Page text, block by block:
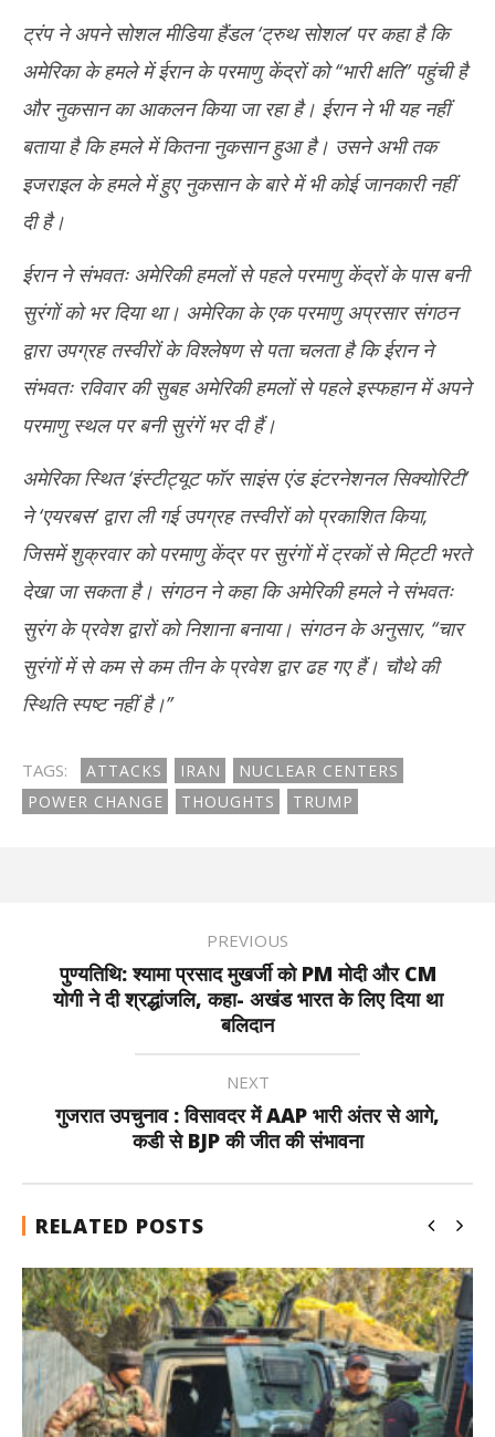
ट्रंप ने अपने सोशल मीडिया हैंडल ‘ट्रुथ सोशल’ पर कहा है कि
अमेरिका के हमले में ईरान के परमाणु केंद्रों को ‘‘भारी क्षति’’ पहुंची है
और नुकसान का आकलन किया जा रहा है। ईरान ने भी यह नहीं
बताया है कि हमले में कितना नुकसान हुआ है। उसने अभी तक
इजराइल के हमले में हुए नुकसान के बारे में भी कोई जानकारी नहीं
दी है।
ईरान ने संभवतः अमेरिकी हमलों से पहले परमाणु केंद्रों के पास बनी
सुरंगों को भर दिया था। अमेरिका के एक परमाणु अप्रसार संगठन
द्वारा उपग्रह तस्वीरों के विश्लेषण से पता चलता है कि ईरान ने
संभवतः रविवार की सुबह अमेरिकी हमलों से पहले इस्फहान में अपने
परमाणु स्थल पर बनी सुरंगें भर दी हैं।
अमेरिका स्थित ‘इंस्टीट्यूट फॉर साइंस एंड इंटरनेशनल सिक्योरिटी’
ने ‘एयरबस’ द्वारा ली गई उपग्रह तस्वीरों को प्रकाशित किया,
जिसमें शुक्रवार को परमाणु केंद्र पर सुरंगों में ट्रकों से मिट्टी भरते
देखा जा सकता है। संगठन ने कहा कि अमेरिकी हमले ने संभवतः
सुरंग के प्रवेश द्वारों को निशाना बनाया। संगठन के अनुसार, ‘‘चार
सुरंगों में से कम से कम तीन के प्रवेश द्वार ढह गए हैं। चौथे की
स्थिति स्पष्ट नहीं है।’’
TAGS: ATTACKS IRAN
NUCLEAR CENTERS
POWER CHANGE
THOUGHTS TRUMP
PREVIOUS
पुण्यतिथि: श्यामा प्रसाद मुखर्जी को PM मोदी और CM
योगी ने दी श्रद्धांजलि, कहा- अखंड भारत के लिए दिया था
बलिदान
NEXT
गुजरात उपचुनाव : विसावदर में AAP भारी अंतर से आगे,
कडी से BJP की जीत की संभावना
RELATED POSTS